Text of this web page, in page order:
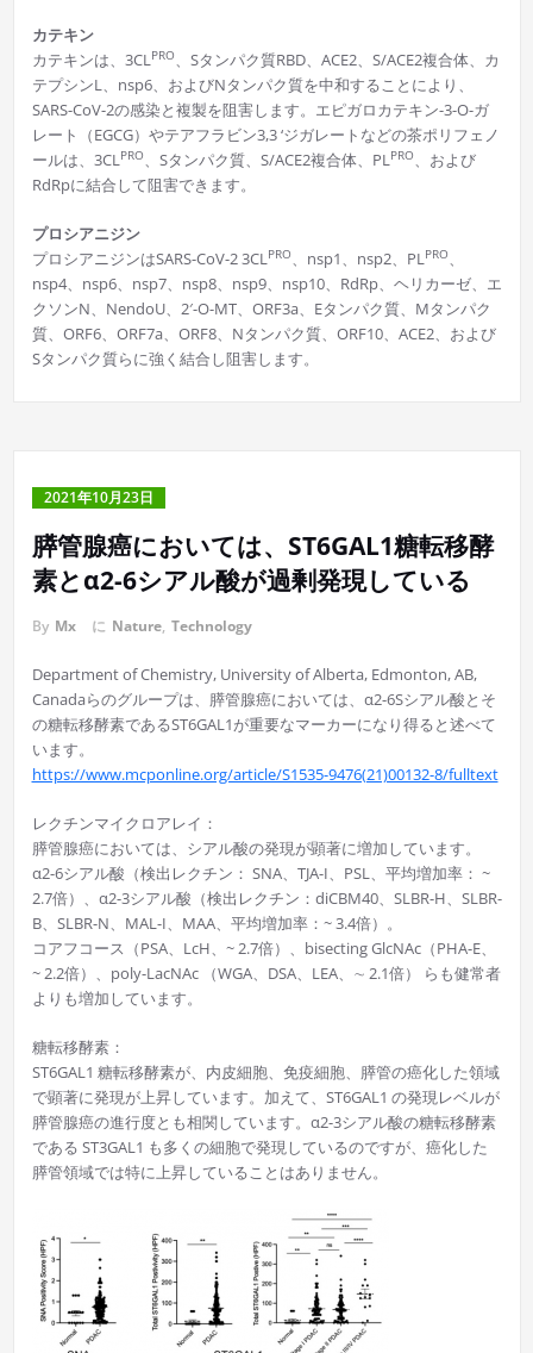
カテキン
カテキンは、3CLPRO、Sタンパク質RBD、ACE2、S/ACE2複合体、カ
テプシンL、nsp6、およびNタンパク質を中和することにより、
SARS-CoV-2の感染と複製を阻害します。エピガロカテキン-3-O-ガ
レート（EGCG）やテアフラビン3,3 ‘ジガレートなどの茶ポリフェノ
ールは、3CLPRO、Sタンパク質、S/ACE2複合体、PLPRO、および
RdRpに結合して阻害できます。
プロシアニジン
プロシアニジンはSARS-CoV-2 3CLPRO、nsp1、nsp2、PLPRO、
nsp4、nsp6、nsp7、nsp8、nsp9、nsp10、RdRp、ヘリカーゼ、エ
クソンN、NendoU、2′-O-MT、ORF3a、Eタンパク質、Mタンパク
質、ORF6、ORF7a、ORF8、Nタンパク質、ORF10、ACE2、および
Sタンパク質らに強く結合し阻害します。
2021年10月23日
膵管腺癌においては、ST6GAL1糖転移酵
素とα2-6シアル酸が過剰発現している
By Mx に Nature, Technology
Department of Chemistry, University of Alberta, Edmonton, AB,
Canadaらのグループは、膵管腺癌においては、α2-6Sシアル酸とそ
の糖転移酵素であるST6GAL1が重要なマーカーになり得ると述べて
います。
https://www.mcponline.org/article/S1535-9476(21)00132-8/fulltext
レクチンマイクロアレイ：
膵管腺癌においては、シアル酸の発現が顕著に増加しています。
α2-6シアル酸（検出レクチン： SNA、TJA-I、PSL、平均増加率： ~
2.7倍）、α2-3シアル酸（検出レクチン：diCBM40、SLBR-H、SLBR-
B、SLBR-N、MAL-I、MAA、平均増加率：~ 3.4倍）。
コアフコース（PSA、LcH、~ 2.7倍）、bisecting GlcNAc（PHA-E、
~ 2.2倍）、poly-LacNAc （WGA、DSA、LEA、∼ 2.1倍） らも健常者
よりも増加しています。
糖転移酵素：
ST6GAL1 糖転移酵素が、内皮細胞、免疫細胞、膵管の癌化した領域
で顕著に発現が上昇しています。加えて、ST6GAL1 の発現レベルが
膵管腺癌の進行度とも相関しています。α2-3シアル酸の糖転移酵素
である ST3GAL1 も多くの細胞で発現しているのですが、癌化した
膵管領域では特に上昇していることはありません。